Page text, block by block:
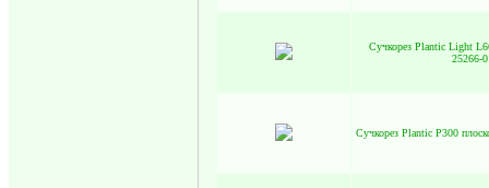
Сучкорез Plantic Light
25266-
Сучкорез Plantic P300